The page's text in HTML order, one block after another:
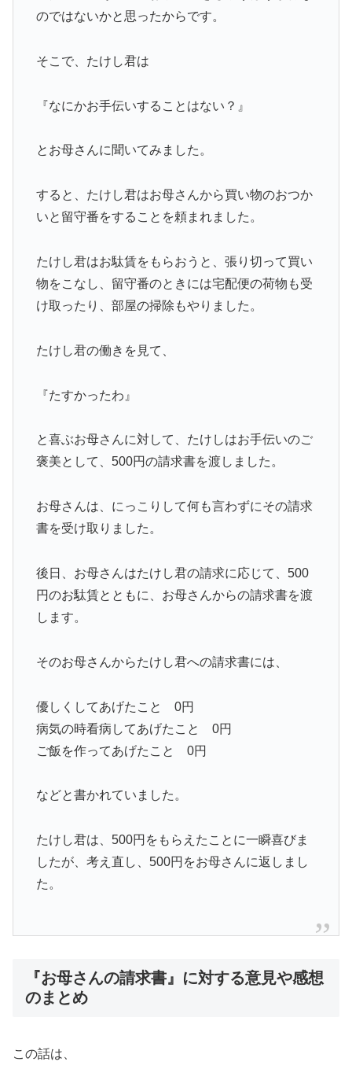
のではないかと思ったからです。
そこで、たけし君は
『なにかお手伝いすることはない？』
とお母さんに聞いてみました。
すると、たけし君はお母さんから買い物のおつか
いと留守番をすることを頼まれました。
たけし君はお駄賃をもらおうと、張り切って買い
物をこなし、留守番のときには宅配便の荷物も受
け取ったり、部屋の掃除もやりました。
たけし君の働きを見て、
『たすかったわ』
と喜ぶお母さんに対して、たけしはお手伝いのご
褒美として、500円の請求書を渡しました。
お母さんは、にっこりして何も言わずにその請求
書を受け取りました。
後日、お母さんはたけし君の請求に応じて、500
円のお駄賃とともに、お母さんからの請求書を渡
します。
そのお母さんからたけし君への請求書には、
優しくしてあげたこと 0円
病気の時看病してあげたこと 0円
ご飯を作ってあげたこと 0円
などと書かれていました。
たけし君は、500円をもらえたことに一瞬喜びま
したが、考え直し、500円をお母さんに返しまし
た。
『お母さんの請求書』に対する意見や感想
のまとめ
この話は、